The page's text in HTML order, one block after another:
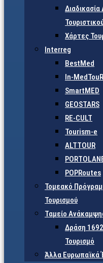
Χάρτες
Interreg
BestMed
In-MedTouR
SmartMED
GEOSTARS
RE-CULT
Tourism-e
ALTTOUR
POPRoutes
Τομεακό
Τουρισμού
Ταμείο
Δράση
Τουρισμό
Άλλα Ευρωπαϊκά